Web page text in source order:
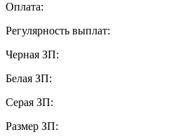
Оплата:
Регулярность выплат:
Черная ЗП:
Белая ЗП:
Серая ЗП:
Размер ЗП: